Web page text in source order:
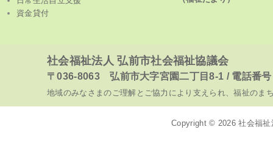
資金貸付
社会福祉法人 弘前市社会福祉協議会
〒036-8063 弘前市大字宮園二丁目8-1 / 電話番
地域のみなさまのご理解とご協力により支えられ、福祉のま
Copyright © 2026社会福